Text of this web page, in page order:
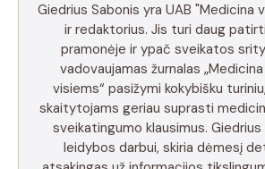
Giedrius Sabonis yra UAB "Medicina
ir redaktorius. Jis turi daug
pramonėje ir ypač sveikatos
vadovaujamas žurnalas
visiems“ pasižymi kokybišku
skaitytojams geriau suprasti
sveikatingumo klausimus.
leidybos darbui, skiria dėmesį